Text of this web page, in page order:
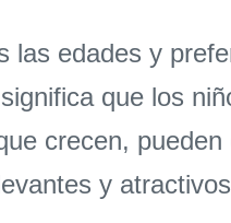
las edades y
que los
crecen, pueden
y